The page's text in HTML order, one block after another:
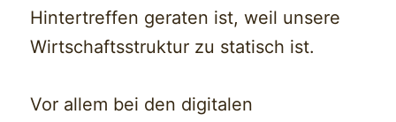
Hintertreffen geraten ist, weil unsere
Wirtschaftsstruktur zu statisch ist.
Vor allem bei den digitalen